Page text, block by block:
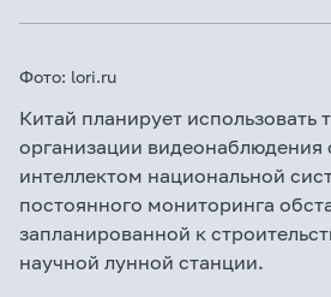
Фото: lori.ru
Китай планирует использовать
организации видеонаблюдения
интеллектом национальной
постоянного мониторинга
запланированной к
научной лунной станции.